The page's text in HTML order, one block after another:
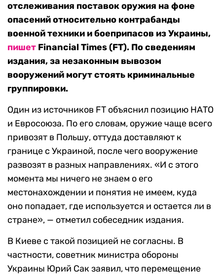
отслеживания поставок оружия на фоне
опасений относительно контрабанды
военной техники и боеприпасов из Украины,
пишет Financial Times (FT). По сведениям
издания, за незаконным вывозом
вооружений могут стоять криминальные
группировки.
Один из источников FT объяснил позицию НАТО
и Евросоюза. По его словам, оружие чаще всего
привозят в Польшу, оттуда доставляют к
границе с Украиной, после чего вооружение
развозят в разных направлениях. «И с этого
момента мы ничего не знаем о его
местонахождении и понятия не имеем, куда
оно попадает, где используется и остается ли в
стране», — отметил собеседник издания.
В Киеве с такой позицией не согласны. В
частности, советник министра обороны
Украины Юрий Сак заявил, что перемещение